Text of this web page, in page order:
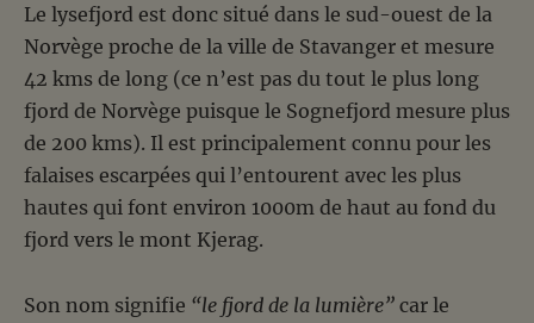
Le lysefjord est donc situé dans le sud-ouest de la
Norvège proche de la ville de Stavanger et mesure
42 kms de long (ce n’est pas du tout le plus long
fjord de Norvège puisque le Sognefjord mesure plus
de 200 kms). Il est principalement connu pour les
falaises escarpées qui l’entourent avec les plus
hautes qui font environ 1000m de haut au fond du
fjord vers le mont Kjerag.
Son nom signifie “le fjord de la lumière” car le